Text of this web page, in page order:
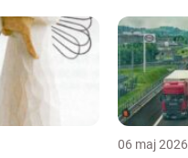
06 maj 2026